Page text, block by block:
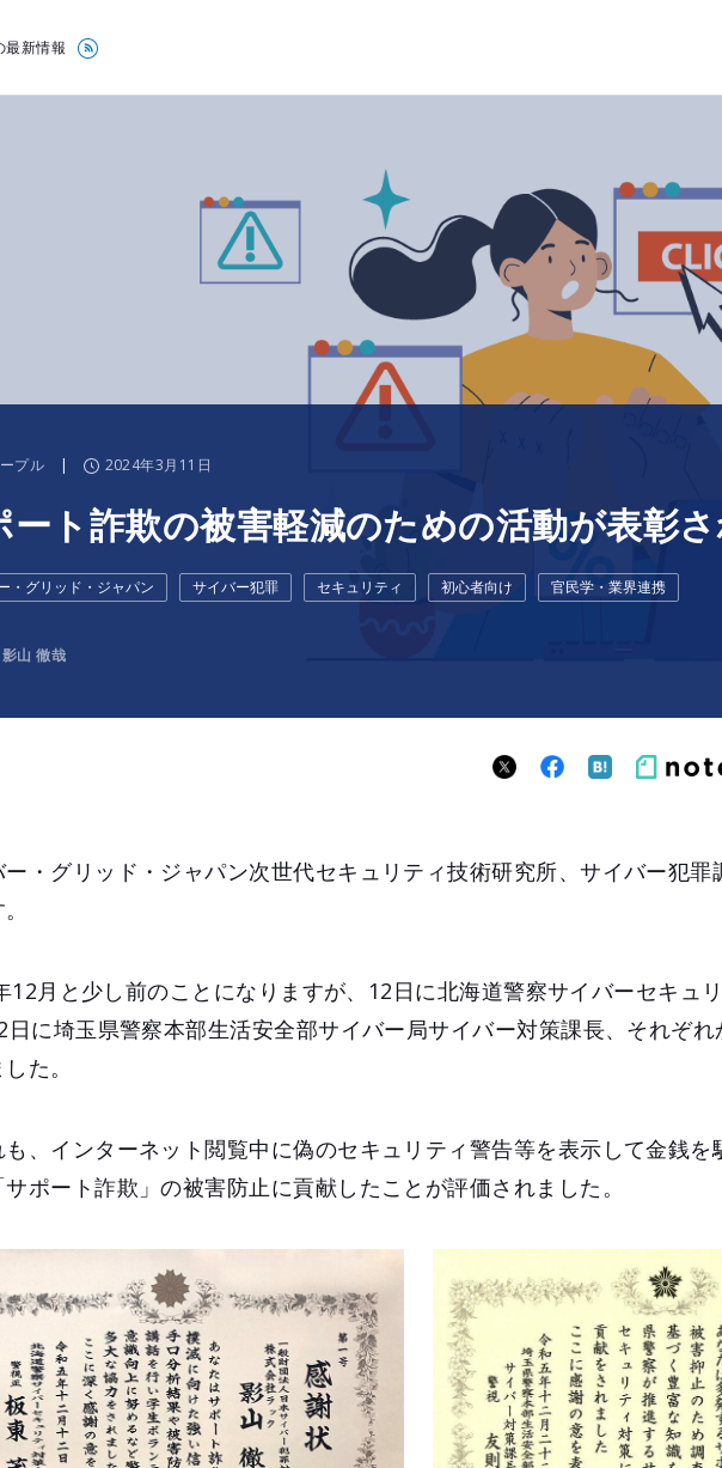
最新情報
プル | 2024年3月11日
ート詐欺の被害軽減のための活動が表彰
・グリッド・ジャパン サイバー犯罪 セキュリティ 初心者向け 官民学・業界連携
影山 徹哉
ー・グリッド・ジャパン次世代セキュリティ技術研究所、サイバー犯罪
12月と少し前のことになりますが、12日に北海道警察サイバーセキュ
日に埼玉県警察本部生活安全部サイバー局サイバー対策課長、それぞ
た。
も、インターネット閲覧中に偽のセキュリティ警告等を表示して金銭を
サポート詐欺」の被害防止に貢献したことが評価されました。